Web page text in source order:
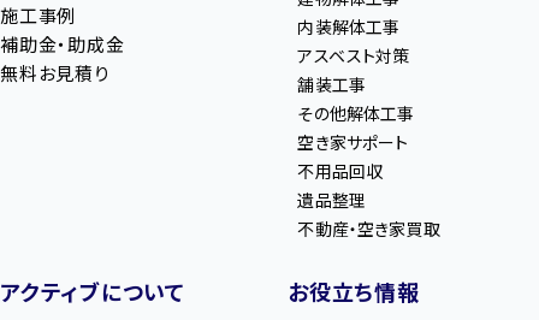
施工事例
補助金・助成金
無料お見積り
内装解体工事
アスベスト対策
舗装工事
その他解体工事
空き家サポート
不用品回収
遺品整理
不動産・空き家買取
アクティブについて お役立ち情報